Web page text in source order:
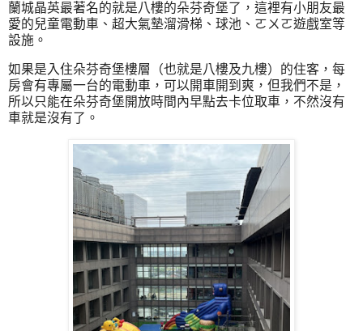
蘭城晶英最著名的就是八樓的朵芬奇堡了，這裡有小朋友最
愛的兒童電動車、超大氣墊溜滑梯、球池、ㄛㄨㄛ遊戲室等
設施。
如果是入住朵芬奇堡樓層（也就是八樓及九樓）的住客，每
房會有專屬一台的電動車，可以開車開到爽，但我們不是，
所以只能在朵芬奇堡開放時間內早點去卡位取車，不然沒有
車就是沒有了。